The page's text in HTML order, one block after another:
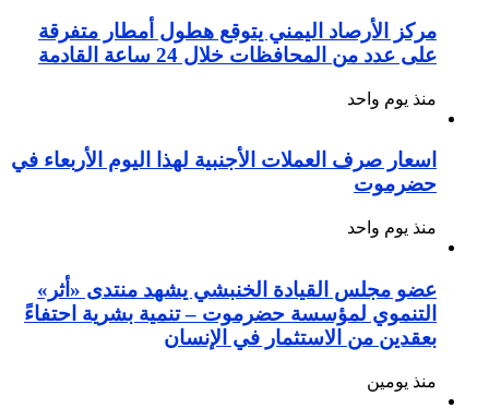
مركز الأرصاد اليمني يتوقع هطول أمطار متفرقة
على عدد من المحافظات خلال 24 ساعة القادمة
منذ يوم واحد
اسعار صرف العملات الأجنبية لهذا اليوم الأربعاء في
حضرموت
منذ يوم واحد
عضو مجلس القيادة الخنبشي يشهد منتدى «أثر»
التنموي لمؤسسة حضرموت – تنمية بشرية احتفاءً
بعقدين من الاستثمار في الإنسان
منذ يومين